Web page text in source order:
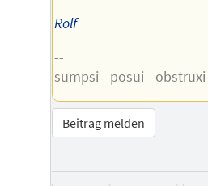
Rolf
--
sumpsi - posui - obstruxi
Beitrag melden